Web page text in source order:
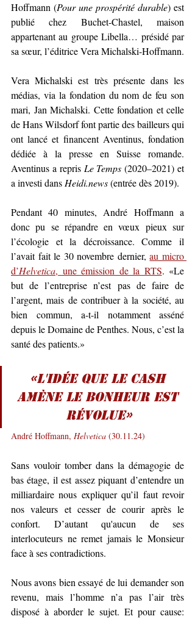
Hoffmann (Pour une prospérité durable) est
publié chez Buchet-Chastel, maison
appartenant au groupe Libella… présidé par
sa sœur, l’éditrice Vera Michalski-Hoffmann.
Vera Michalski est très présente dans les
médias, via la fondation du nom de feu son
mari, Jan Michalski. Cette fondation et celle
de Hans Wilsdorf font partie des bailleurs qui
ont lancé et financent Aventinus, fondation
dédiée à la presse en Suisse romande.
Aventinus a repris Le Temps (2020–2021) et
a investi dans Heidi.news (entrée dès 2019).
Pendant 40 minutes, André Hoffmann a
donc pu se répandre en vœux pieux sur
l’écologie et la décroissance. Comme il
l’avait fait le 30 novembre dernier, au micro
d’Helvetica, une émission de la RTS. «Le
but de l’entreprise n’est pas de faire de
l’argent, mais de contribuer à la société, au
bien commun, a-t-il notamment asséné
depuis le Domaine de Penthes. Nous, c’est la
santé des patients.»
«L'idée que le cash
amène le bonheur est
révolue»
André Hoffmann, Helvetica (30.11.24)
Sans vouloir tomber dans la démagogie de
bas étage, il est assez piquant d’entendre un
milliardaire nous expliquer qu’il faut revoir
nos valeurs et cesser de courir après le
confort. D’autant qu'aucun de ses
interlocuteurs ne remet jamais le Monsieur
face à ses contradictions.
Nous avons bien essayé de lui demander son
revenu, mais l’homme n’a pas l’air très
disposé à aborder le sujet. Et pour cause: